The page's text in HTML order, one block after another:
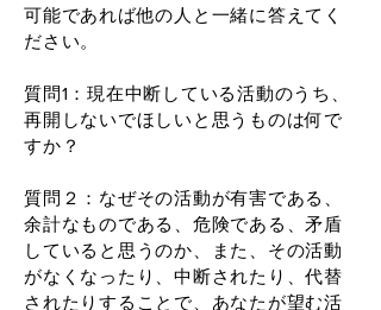
可能であれば他の人と一緒に答えてく
ださい。
質問1：現在中断している活動のうち、
再開しないでほしいと思うものは何で
すか？
質問２：なぜその活動が有害である、
余計なものである、危険である、矛盾
していると思うのか、また、その活動
がなくなったり、中断されたり、代替
されたりすることで、あなたが望む活